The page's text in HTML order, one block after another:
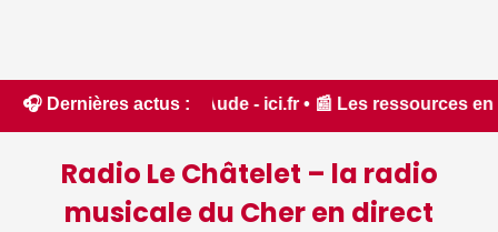
🎧 Dernières actus :
l'Aude - ici.fr • 📰 Les ressources en eau dans
Radio Le Châtelet – la radio
musicale du Cher en direct